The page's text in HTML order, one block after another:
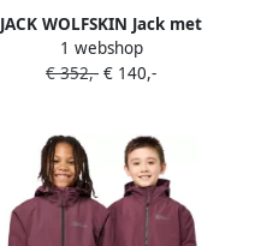
JACK WOLFSKIN Jack met
capuchon Paars
1 webshop
€ 352,- € 140,-